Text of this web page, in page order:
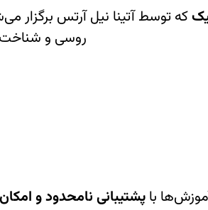
که توسط آتینا نیل آرتس برگزار
روسی و شناخت
باپشتیبانی نامحدود و